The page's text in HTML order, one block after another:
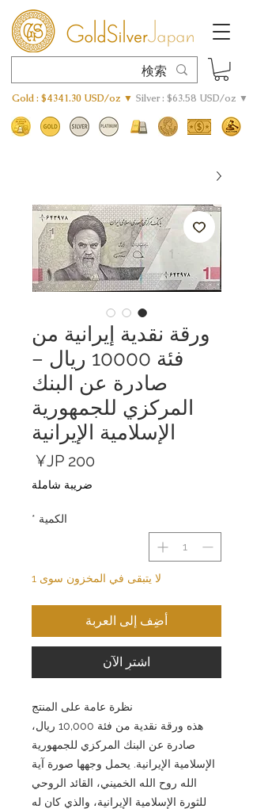
Gold : $4341.30 USD/oz ▼ Silver : $63.58 USD/oz ▼
ورقة نقدية إيرانية من
فئة 10000 ريال –
صادرة عن البنك
المركزي للجمهورية
الإسلامية الإيرانية
ضريبة شاملة
الكمية *
لا يتبقى في المخزون سوى 1
أضِف إلى العربة
اشترِ الآن
نظرة عامة على المنتج
هذه ورقة نقدية من فئة 10,000 ريال،
صادرة عن البنك المركزي للجمهورية
الإسلامية الإيرانية. يحمل وجهها صورة آية
الله روح الله الخميني، القائد الروحي
للثورة الإسلامية الإيرانية، والذي كان له